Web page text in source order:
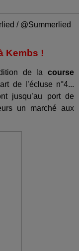
/ @Summerlied
Kembs !
de lacourse
de l’écluse n°4...
jusqu’au port de
un marché aux